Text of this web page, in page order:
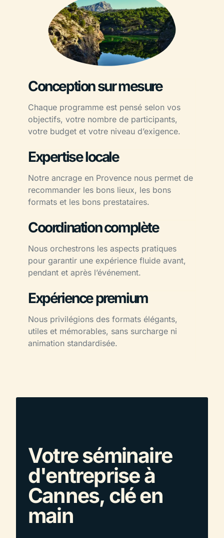
Conception sur mesure
Chaque programme est pensé selon vos
objectifs, votre nombre de participants,
votre budget et votre niveau d’exigence.
Expertise locale
Notre ancrage en Provence nous permet de
recommander les bons lieux, les bons
formats et les bons prestataires.
Coordination complète
Nous orchestrons les aspects pratiques
pour garantir une expérience fluide avant,
pendant et après l’événement.
Expérience premium
Nous privilégions des formats élégants,
utiles et mémorables, sans surcharge ni
animation standardisée.
Votre séminaire
d'entreprise à
Cannes, clé en
main